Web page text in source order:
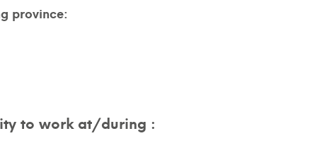
province:
to work at/during :